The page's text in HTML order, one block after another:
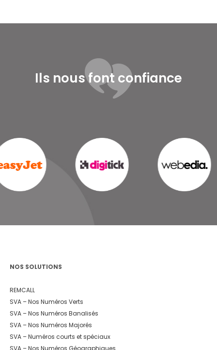
Ils nous font confiance
NOS SOLUTIONS
REMCALL
SVA – Nos Numéros Verts
SVA – Nos Numéros Banalisés
SVA – Nos Numéros Majorés
SVA – Numéros courts et spéciaux